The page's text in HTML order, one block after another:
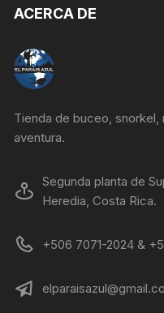
ACERCA DE
Tienda de buceo,
aventura.
Segunda planta de
Heredia, Costa Rica.
+506 7071-2024 &